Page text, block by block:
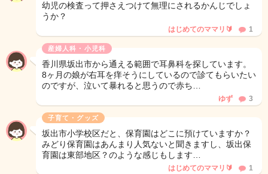
幼児の検査って押さえつけて無理にされるかんじでしょ
うか？
はじめてのママリ🔰 1
産婦人科・小児科
香川県坂出市から通える範囲で耳鼻科を探しています。
8ヶ月の娘が右耳を痒そうにしているので診てもらいたい
のですが、泣いて暴れると思うので赤ち…
ゆず 3
子育て・グッズ
坂出市小学校区だと、保育園はどこに預けていますか？
みどり保育園はあんまり人気ないと聞きますし、坂出保
育園は東部地区？のような感じもします…
はじめてのママリ🔰 1